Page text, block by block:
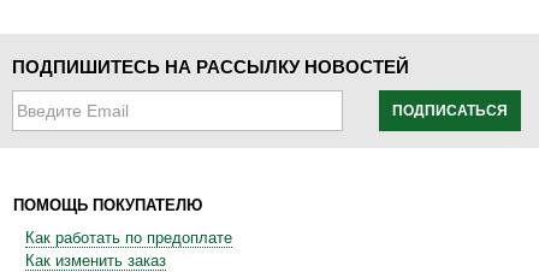
ПОДПИШИТЕСЬ НА РАССЫЛКУ НОВОСТЕЙ
ПОДПИСАТЬСЯ
ПОМОЩЬ ПОКУПАТЕЛЮ
Как работать по предоплате
Как изменить заказ